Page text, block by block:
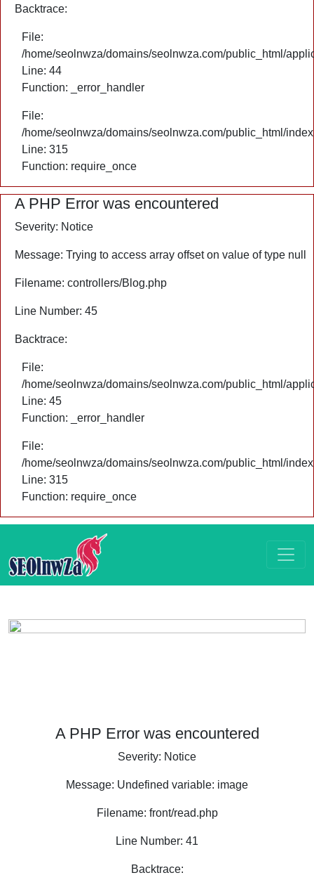
Backtrace:
File:
/home/seolnwza/domains/seolnwza.com/public_html/
Line: 44
Function: _error_handler
File:
/home/seolnwza/domains/seolnwza.com/public_html/
Line: 315
Function: require_once
A PHP Error was encountered
Severity: Notice
Message: Trying to access array offset on value of type null
Filename: controllers/Blog.php
Line Number: 45
Backtrace:
File:
/home/seolnwza/domains/seolnwza.com/public_html/
Line: 45
Function: _error_handler
File:
/home/seolnwza/domains/seolnwza.com/public_html/
Line: 315
Function: require_once
A PHP Error was encountered
Severity: Notice
Message: Undefined variable: image
Filename: front/read.php
Line Number: 41
Backtrace: